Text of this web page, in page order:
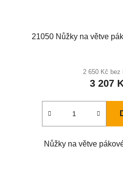
21050 Nůžky na větve
2 650 Kč bez
3 207
Nůžky na větve